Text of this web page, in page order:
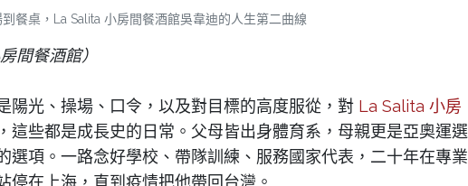
餐桌，La Salita 小房間餐酒館吳韋迪的人生第二曲線
間餐酒館）
陽光、操場、口令，以及對目標的高度服從，對 La Salita 小房
這些都是成長史的日常。父母皆出身體育系，母親更是亞奧運選
選項。一路念好學校、帶隊訓練、服務國家代表，二十年在專業
停在上海，直到疫情把他帶回台灣。